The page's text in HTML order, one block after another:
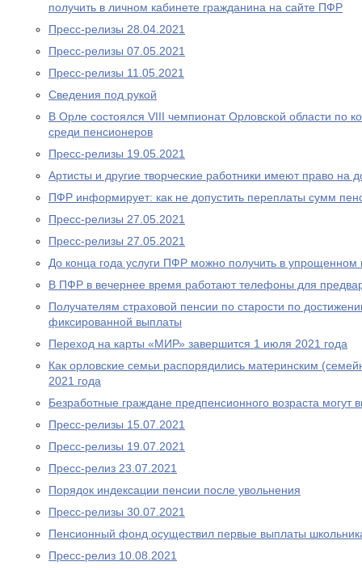
получить в личном кабинете гражданина на сайте ПФР
Пресс-релизы 28.04.2021
Пресс-релизы 07.05.2021
Пресс-релизы 11.05.2021
Сведения под рукой
В Орле состоялся VIII чемпионат Орловской области по
среди пенсионеров
Пресс-релизы 19.05.2021
Артисты и другие творческие работники имеют право на
ПФР информирует: как не допустить переплаты сумм
Пресс-релизы 27.05.2021
Пресс-релизы 27.05.2021
До конца года услуги ПФР можно получить в упрощенном
В ПФР в вечернее время работают телефоны для
Получателям страховой пенсии по старости по
фиксированной выплаты
Переход на карты «МИР» завершится 1 июля 2021 года
Как орловские семьи распорядились материнским
2021 года
Безработные граждане предпенсионного возраста
Пресс-релизы 15.07.2021
Пресс-релизы 19.07.2021
Пресс-релиз 23.07.2021
Порядок индексации пенсии после увольнения
Пресс-релизы 30.07.2021
Пенсионный фонд осуществил первые выплаты
Пресс-релиз 10.08.2021